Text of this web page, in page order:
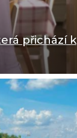
přichází k